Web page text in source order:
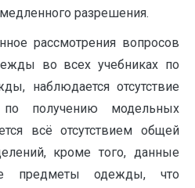
разрешения.
рассмотрения вопросов
во всех учебниках по
наблюдается отсутствие
получению модельных
всё отсутствием общей
кроме того, данные
предметы одежды, что